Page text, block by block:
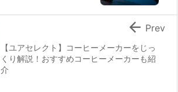
【ユアセレクト】コーヒーメーカーをじっ
くり解説！おすすめコーヒーメーカーも紹
介
 Prev